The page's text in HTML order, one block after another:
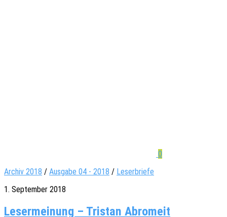
0
Archiv 2018 / Ausgabe 04 - 2018 / Leserbriefe
1. September 2018
Lesermeinung – Tristan Abromeit